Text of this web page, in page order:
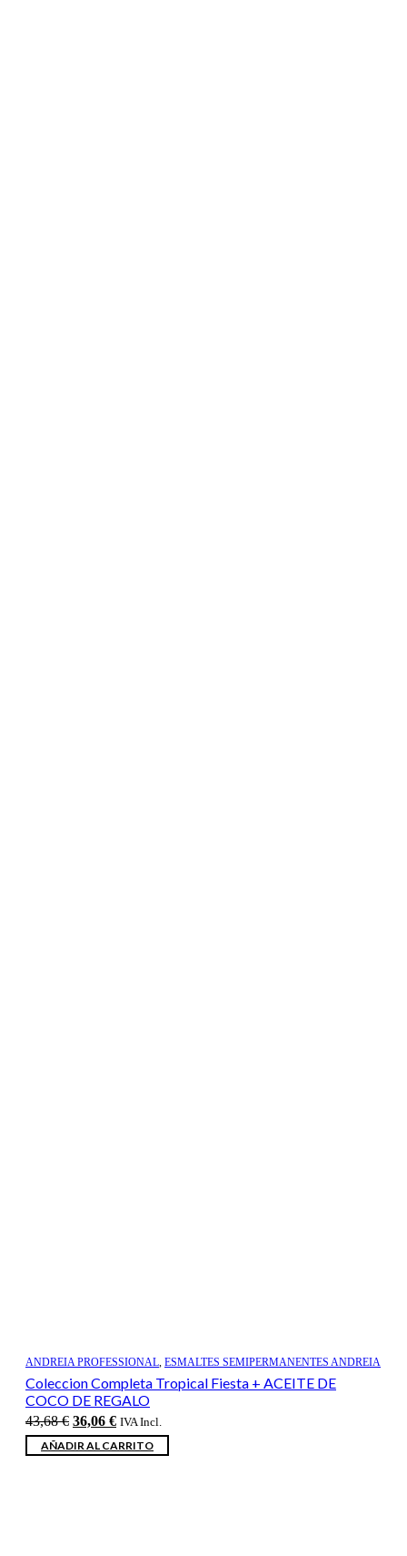
ANDREIA PROFESSIONAL, ESMALTES SEMIPERMANENTES ANDREIA
Coleccion Completa Tropical Fiesta + ACEITE DE
COCO DE REGALO
43,68€ El
precio
original
36,06 €El
precio
actual
IVA Incl.
AÑADIR AL CARRITO